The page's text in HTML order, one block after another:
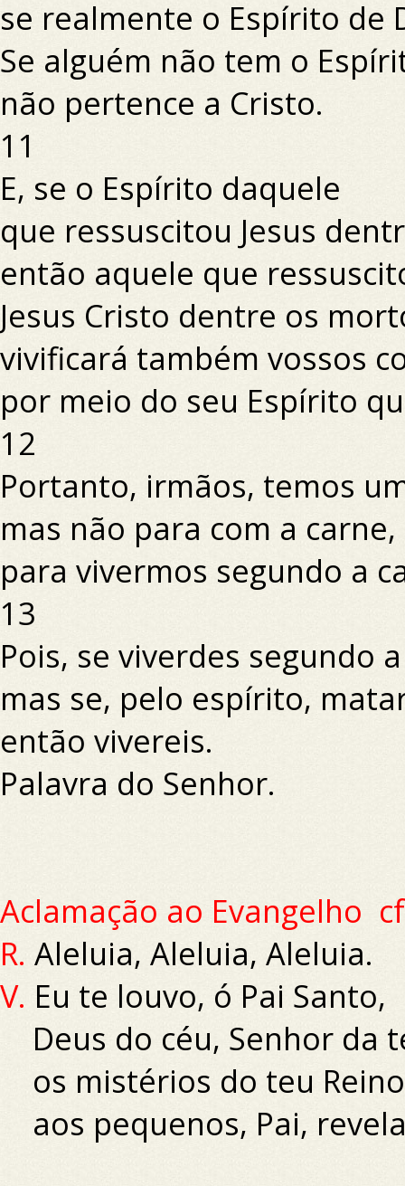
se realmente o Espírito de
Se alguém não tem o
não pertence a Cristo.
11
E, se o Espírito daquele
que ressuscitou Jesus
então aquele que
Jesus Cristo dentre os
vivificará também vossos
por meio do seu Espírito
12
Portanto, irmãos, temos
mas não para com a carne,
para vivermos segundo a
13
Pois, se viverdes segundo
mas se, pelo espírito,
então vivereis.
Palavra do Senhor.
Aclamação ao Evangelho
R. Aleluia, Aleluia, Aleluia.
V. Eu te louvo, ó Pai Santo,
Deus do céu, Senhor da
os mistérios do teu Reino
aos pequenos, Pai,